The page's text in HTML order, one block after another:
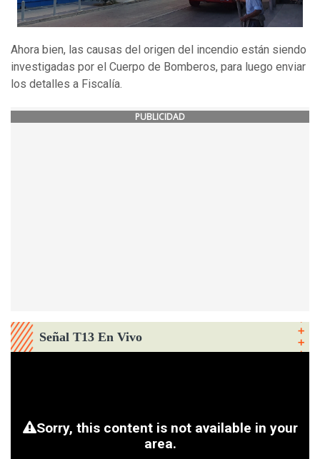
Ahora bien, las causas del origen del incendio están siendo
investigadas por el Cuerpo de Bomberos, para luego enviar
los detalles a Fiscalía.
PUBLICIDAD
Señal T13 En Vivo